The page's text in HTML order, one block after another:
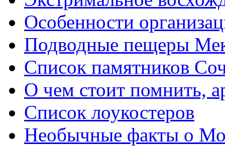
Особенности
Подводные пещеры
Список памятников
О чем стоит помнить,
Список лоукостеров
Необычные факты о